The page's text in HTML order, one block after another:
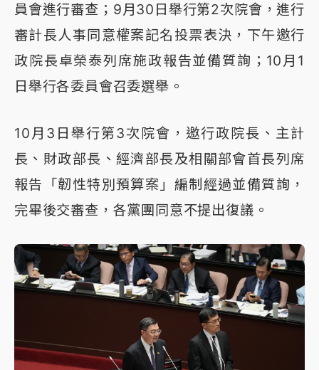
員會進行審查；9月30日舉行第2次院會，進行
審計長人事同意權案記名投票表決，下午邀行
政院長卓榮泰列席施政報告並備質詢；10月1
日舉行各委員會召委選舉。
10月3日舉行第3次院會，邀行政院長、主計
長、財政部長、經濟部長及相關部會首長列席
報告「韌性特別預算案」編制經過並備質詢，
完畢後交審查，各黨團同意不提出復議。